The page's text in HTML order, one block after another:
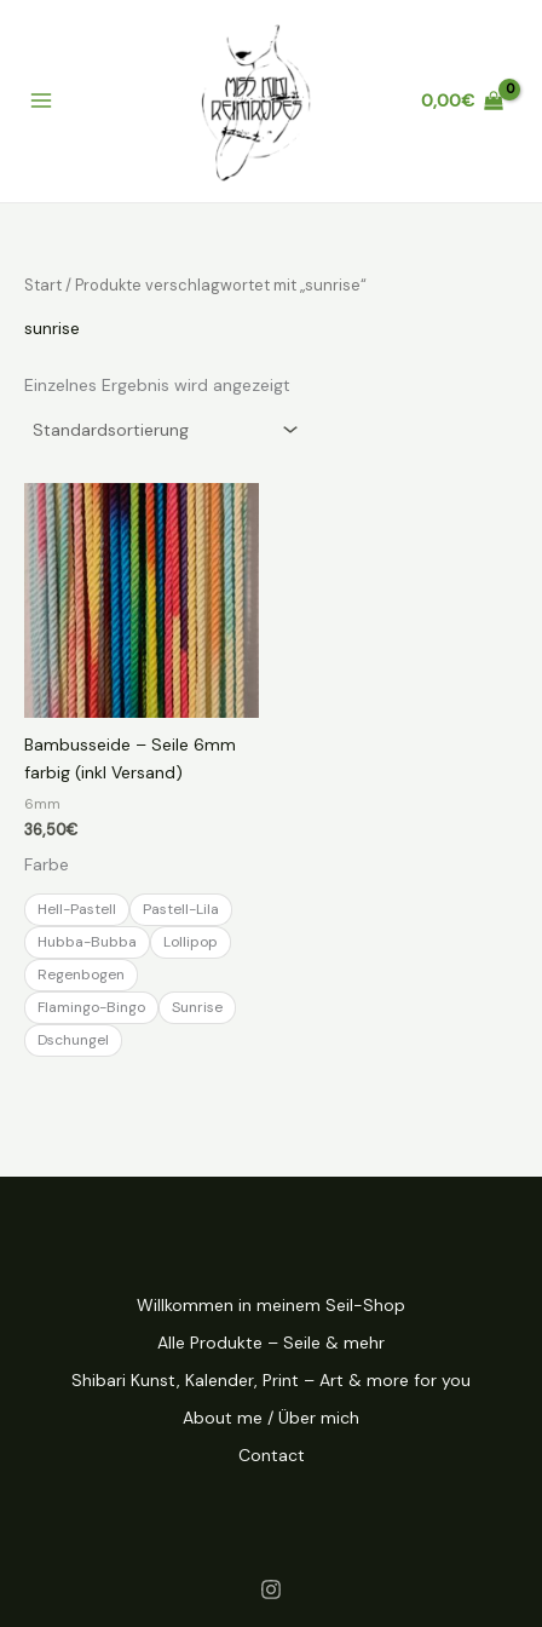
0,00€
Start/ Produkte verschlagwortet mit „sunrise“
sunrise
Einzelnes Ergebnis wird angezeigt
Bambusseide – Seile 6mm
farbig (inkl Versand)
6mm
36,50€
Farbe
Hell-Pastell
Pastell-Lila
Hubba-Bubba
Lollipop
Regenbogen
Flamingo-Bingo
Sunrise
Dschungel
Willkommen in meinem Seil-Shop
Alle Produkte – Seile & mehr
Shibari Kunst, Kalender, Print – Art & more for you
About me / Über mich
Contact